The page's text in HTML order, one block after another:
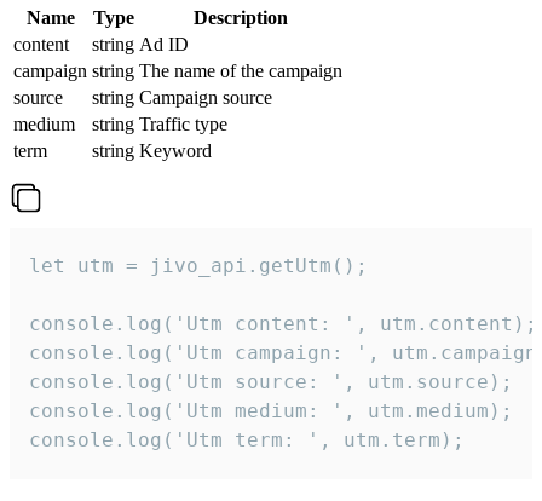
Name Type
Description
content
string Ad ID
campaign string The name of the campaign
source
string Campaign source
medium
string Traffic type
term
string Keyword
let utm = jivo_api.getUtm();
console.log('Utm content: ', utm.content);
console.log('Utm campaign: ',
console.log('Utm source: ', utm.source);
console.log('Utm medium: ', utm.medium);
console.log('Utm term: ', utm.term);